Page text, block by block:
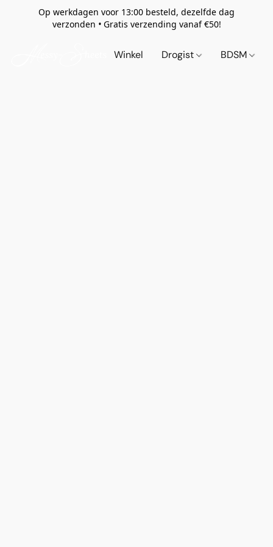
Op werkdagen voor 13:00 besteld, dezelfde dag
verzonden • Gratis verzending vanaf €50!
Winkel Drogist BDSM